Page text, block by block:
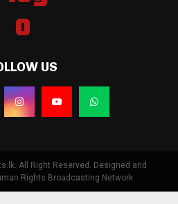
US
All Right Reserved. Designed and
Rights Broadcasting Network